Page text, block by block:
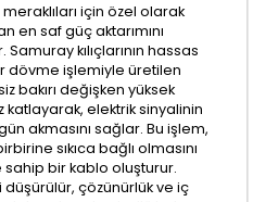
için özel olarak
en saf güç aktarımını
kılıçlarının hassas
dövme işlemiyle üretilen
bakırı değişken yüksek
katlayarak, elektrik sinyalinin
akmasını sağlar. Bu işlem,
sıkıca bağlı olmasını
bir kablo oluşturur.
çözünürlük ve iç